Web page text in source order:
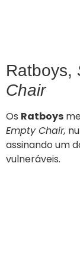
Ratboys,
Chair
Os Ratboys
Empty Chair,
assinando um
vulneráveis.